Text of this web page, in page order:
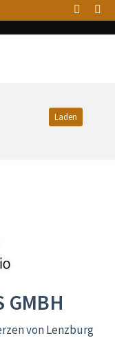
Laden
GMBH
von Lenzburg